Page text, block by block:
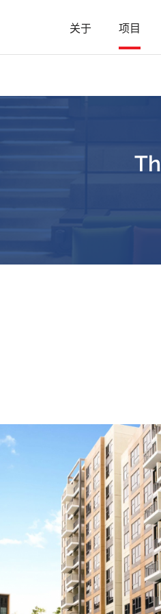
关于 项目